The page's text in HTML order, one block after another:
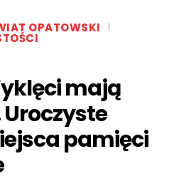
OPATOWSKI
mają
pamięci